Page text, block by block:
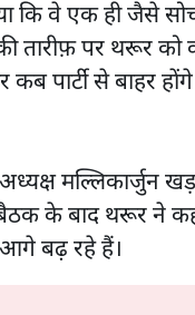
कि वे एक ही जैसे
पर थरूर को
पार्टी से बाहर होंगे
मल्लिकार्जुन
के बाद थरूर ने
बढ़ रहे हैं।